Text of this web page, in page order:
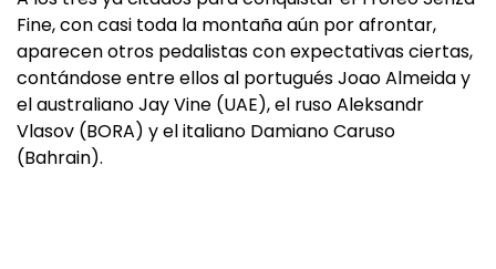
Fine, con casi toda la montaña aún por afrontar,
aparecen otros pedalistas con expectativas ciertas,
contándose entre ellos al portugués Joao Almeida y
el australiano Jay Vine (UAE), el ruso Aleksandr
Vlasov (BORA) y el italiano Damiano Caruso
(Bahrain).